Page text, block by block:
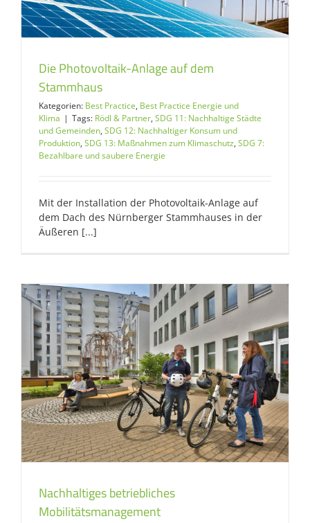
Die Photovoltaik-Anlage auf dem
Stammhaus
Kategorien: Best Practice, Best Practice Energie und
Klima | Tags: Rödl & Partner, SDG 11: Nachhaltige Städte
und Gemeinden, SDG 12: Nachhaltiger Konsum und
Produktion, SDG 13: Maßnahmen zum Klimaschutz, SDG 7:
Bezahlbare und saubere Energie
Mit der Installation der Photovoltaik-Anlage auf
dem Dach des Nürnberger Stammhauses in der
Äußeren [...]
Nachhaltiges betriebliches
Mobilitätsmanagement